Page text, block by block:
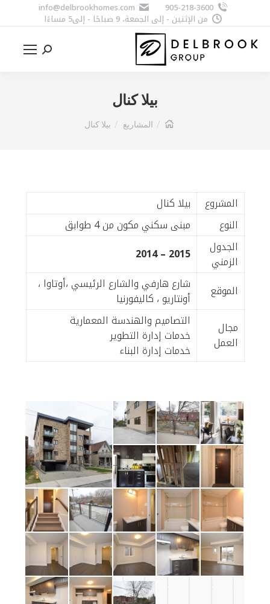
905-218-3600
info@delbrookhomes.com
من الإثنين - إلى الجمعة، 9 صباحًا - إلى5 مساءًا
Search:
بيلا کنال
You are here:
المشاريع بيلا کنال
المشروع
بيلا کنال
النوع
مبنى سكني مكون من 4 طوابق
الجدول
الزمني
2015 – 2014
الموقع
شارع هارفي والشارع الرئيسي ،أوتاوا ،
أونتاريو ، كاليفورنيا
مجال
العمل
التصاميم والهندسة المعمارية
خدمات إدارة التطوير
خدمات إدارة البناء